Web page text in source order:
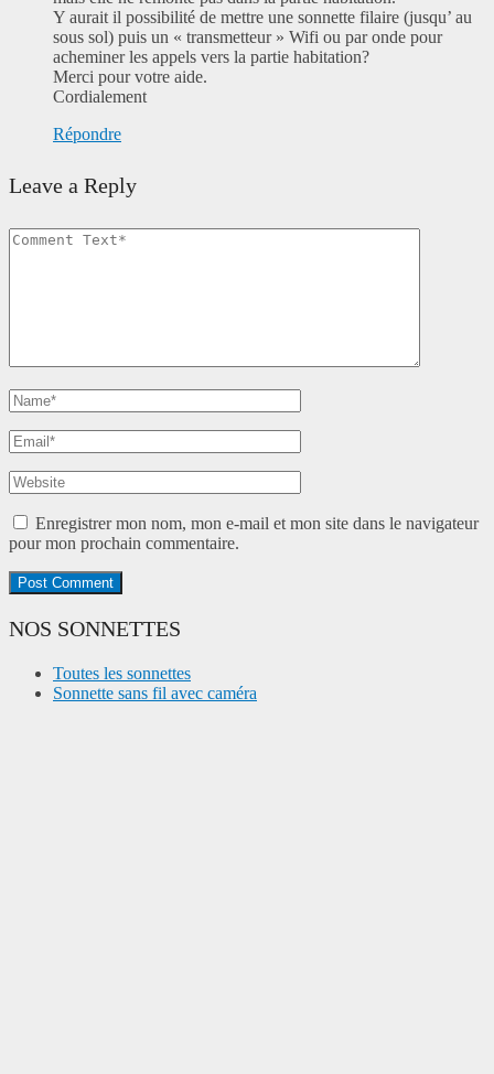
Y aurait il possibilité de mettre une sonnette filaire (jusqu’ au
sous sol) puis un « transmetteur » Wifi ou par onde pour
acheminer les appels vers la partie habitation?
Merci pour votre aide.
Cordialement
Répondre
Leave a Reply
Enregistrer mon nom, mon e-mail et mon site dans le navigateur
pour mon prochain commentaire.
NOS SONNETTES
Toutes les sonnettes
Sonnette sans fil avec caméra